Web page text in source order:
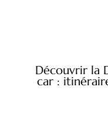
Découvrir la
car :